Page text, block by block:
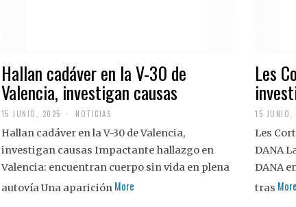
Hallan cadáver en la V-30 de
Valencia, investigan causas
15 JUNIO, 2025 NOTICIAS
Hallan cadáver en la V-30 de Valencia,
investigan causas Impactante hallazgo en
Valencia: encuentran cuerpo sin vida en plena
autovía Una aparición More
Les
15 JUNIO,
Les
DANA
DANA
tras More